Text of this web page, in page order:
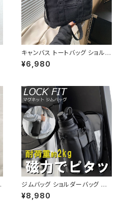
キャンバス トートバッグ ショルダ
ーバッグ ミニバッグ レディース
ワンタイプ ブラック グレー ブラ
風バッグ 斜めがけ対応 通勤通
学 お出かけバッグ 秋冬 春夏 コ
ーデ おしゃれ 人気 5色展開 K-
B0198
¥6,980
ジムバッグ ショルダーバッグ ボ
ディバッグ マグネット メンズ レ
ディース バッグ ボトルホルダー
¥8,980